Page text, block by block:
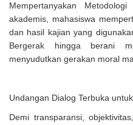
Mempertanyakan
akademis, mahasiswa
dan hasil kajian yang
Bergerak hingga berani
menyudutkan gerakan moral
Undangan Dialog Terbuka
Demi transparansi,